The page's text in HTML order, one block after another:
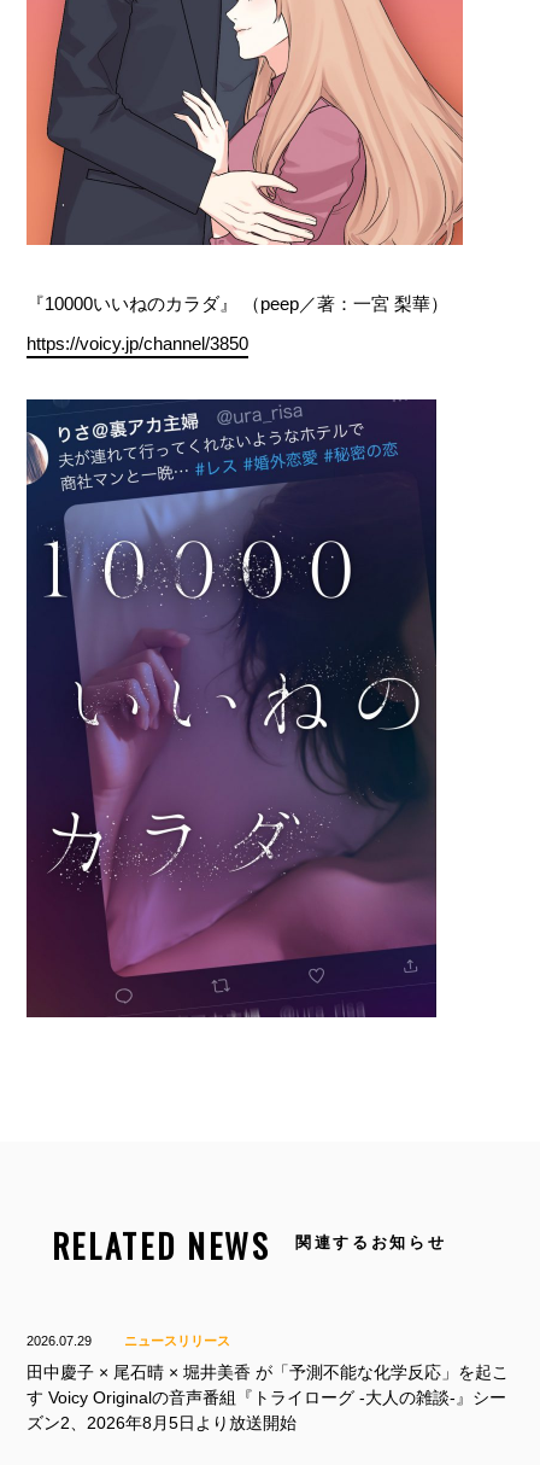
『10000いいねのカラダ』 （peep／著：一宮 梨華）
https://voicy.jp/channel/3850
RELATED NEWS 関連するお知らせ
2026.07.29 ニュースリリース
田中慶子 × 尾石晴 × 堀井美香 が「予測不能な化学反応」を起こ
す Voicy Originalの音声番組『トライローグ -大人の雑談-』シー
ズン2、2026年8月5日より放送開始